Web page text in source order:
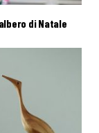
di Natale